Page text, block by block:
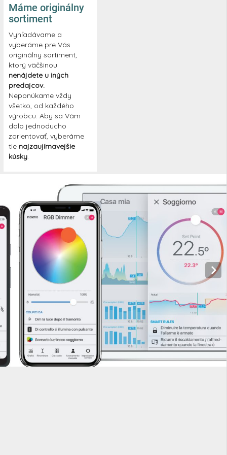
Máme originálny
sortiment
Vyhľadávame a
vyberáme pre Vás
originálny sortiment,
ktorý väčšinou
nenájdete u iných
predajcov.
Neponúkame vždy
všetko, od každého
výrobcu. Aby sa Vám
dalo jednoducho
zorientovať, vyberáme
tie najzaujímavejšie
kúsky.